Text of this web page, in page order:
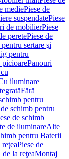
mediePiese de
suspendatePiese
de mobilierPiese
peretePiese de
sertare şi
pentru
picioarePanouri
iluminare
Fără
pentru
schimb pentru
de schimb
de iluminareAlte
pentru Baterii
Piese de
la reţeaMontaj